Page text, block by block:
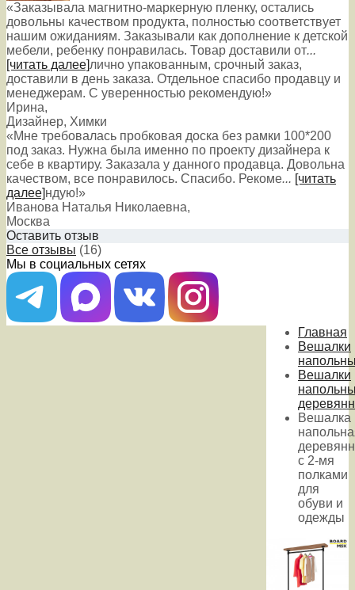
«Заказывала магнитно-маркерную пленку, остались
довольны качеством продукта, полностью соответствует
нашим ожиданиям. Заказывали как дополнение к детской
мебели, ребенку понравилась. Товар доставили от...
[читать далее]лично упакованным, срочный заказ,
доставили в день заказа. Отдельное спасибо продавцу и
менеджерам. С уверенностью рекомендую!»
Ирина,
Дизайнер, Химки
«Мне требовалась пробковая доска без рамки 100*200
под заказ. Нужна была именно по проекту дизайнера к
себе в квартиру. Заказала у данного продавца. Довольна
качеством, все понравилось. Спасибо. Рекоме... [читать
далее]ндую!»
Иванова Наталья Николаевна,
Москва
Оставить отзыв
Все отзывы (16)
Мы в социальных сетях
Главная
Вешалки
Вешалки
Вешалка
с 2-мя
полками
для
обуви и
одежды